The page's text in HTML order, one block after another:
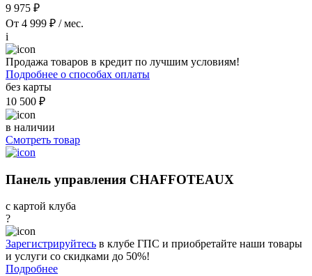
9 975 ₽
От 4 999 ₽ / мес.
i
Продажа товаров в кредит по лучшим условиям!
Подробнее о способах оплаты
без карты
10 500 ₽
в наличии
Смотреть товар
Панель управления CHAFFOTEAUX
с картой клуба
?
Зарегистрируйтесь в клубе ГПС и приобретайте наши товары
и услуги со скидками до 50%!
Подробнее